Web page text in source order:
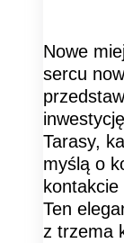
Nowe
sercu
Tarasy,
myślą o
Ten
z trzema